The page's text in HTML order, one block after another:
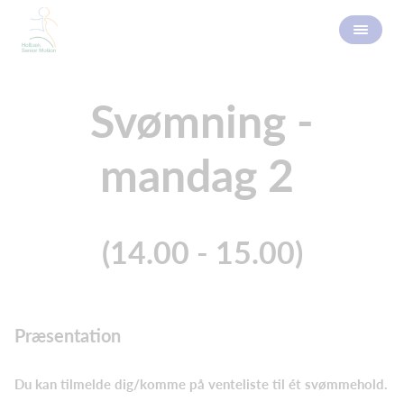
Svømning -
mandag 2
(14.00 - 15.00)
Præsentation
Du kan tilmelde dig/komme på venteliste til ét svømmehold.